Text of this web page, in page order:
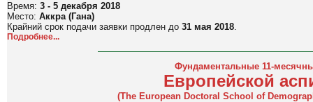
Время: 3 - 5 декабря 2018
Место: Аккра (Гана)
Крайний срок подачи заявки продлен до 31 мая 2018.
Подробнее...
Фундаментальные 11-
Европейской
(The European Doctoral School of